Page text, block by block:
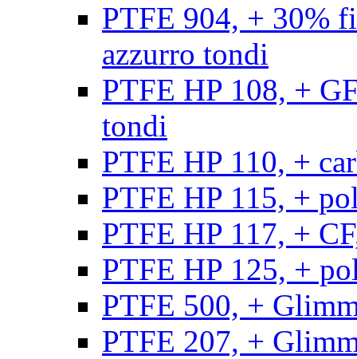
PTFE 904, + 30%
azzurro tondi
PTFE HP 108, +
tondi
PTFE HP 110, +
PTFE HP 115, +
PTFE HP 117, +
PTFE HP 125, +
PTFE 500, +
PTFE 207, +